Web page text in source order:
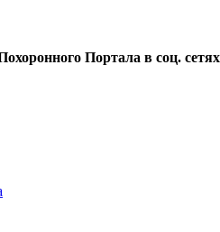
Портала в соц.